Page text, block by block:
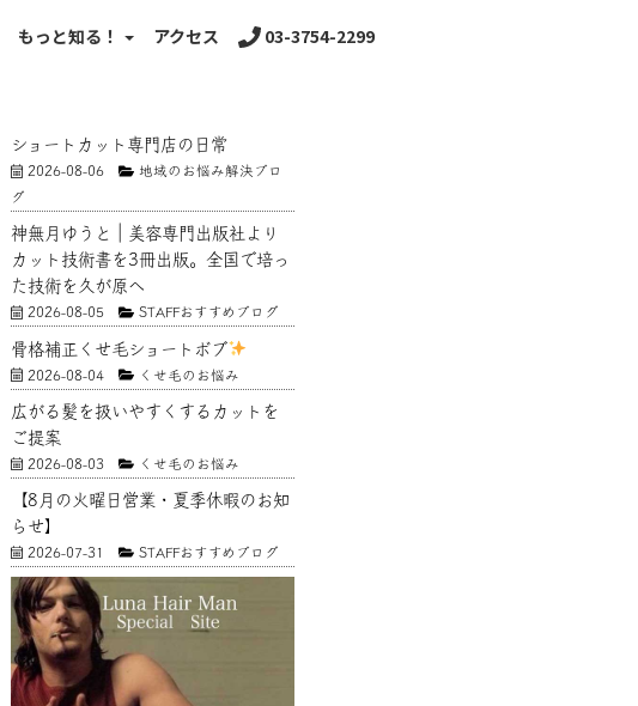
もっと知る！ アクセス 03-3754-2299
ショートカット専門店の日常
2026-08-06
地域のお悩み解決ブロ
グ
神無月ゆうと｜美容専門出版社より
カット技術書を3冊出版。全国で培っ
た技術を久が原へ
2026-08-05 STAFFおすすめブログ
骨格補正くせ毛ショートボブ
2026-08-04 くせ毛のお悩み
広がる髪を扱いやすくするカットを
ご提案
2026-08-03 くせ毛のお悩み
【8月の火曜日営業・夏季休暇のお知
らせ】
2026-07-31 STAFFおすすめブログ